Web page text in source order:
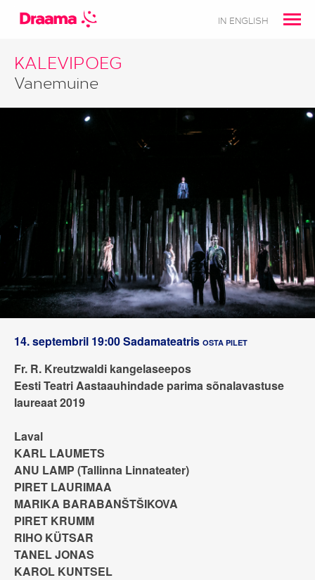
IN ENGLISH
KALEVIPOEG
Vanemuine
14. septembril 19:00Sadamateatris OSTA PILET
Fr. R. Kreutzwaldi kangelaseepos
Eesti Teatri Aastaauhindade parima sõnalavastuse
laureaat 2019
Laval
KARL LAUMETS
ANU LAMP (Tallinna Linnateater)
PIRET LAURIMAA
MARIKA BARABANŠTŠIKOVA
PIRET KRUMM
RIHO KÜTSAR
TANEL JONAS
KAROL KUNTSEL